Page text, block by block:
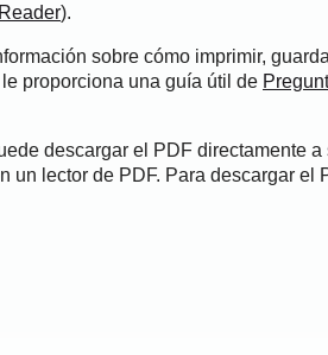
).
sobre cómo imprimir,
proporciona una guía útil de
descargar el PDF directamente
un lector de PDF. Para descargar el